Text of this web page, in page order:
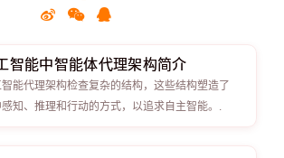
智能中智能体代理架构简介
智能代理架构检查复杂的结构，这些结构塑造了
知、推理和行动的方式，以追求自主智能。.